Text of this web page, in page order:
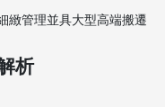
緻管理並具大型高端搬遷
析